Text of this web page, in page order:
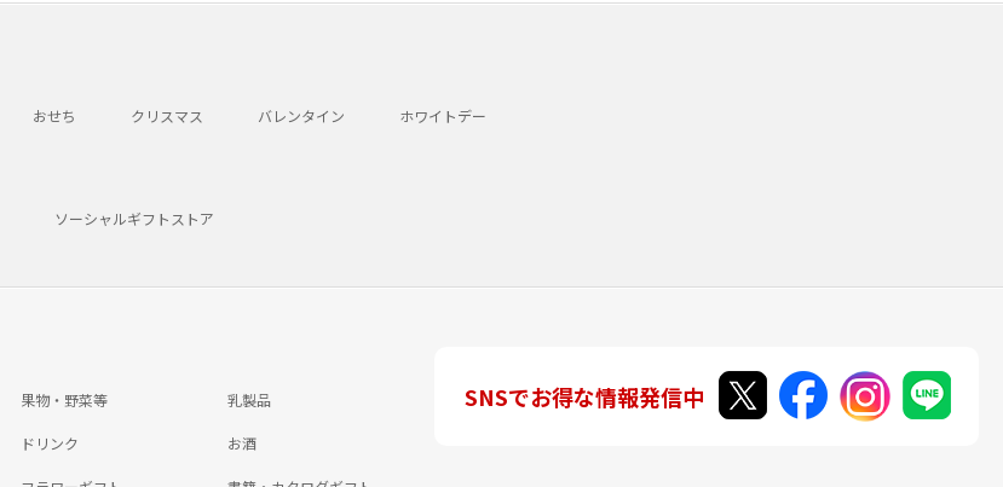
おせち クリスマス バレンタイン ホワイトデー
ソーシャルギフトストア
果物・野菜等 乳製品
ドリンク お酒
SNSでお得な情報発信中